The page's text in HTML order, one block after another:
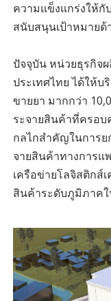
ความแข็งแกร่งให้กั
สนับสนุนเป้าหมาย
ปัจจุบัน หน่วยธุรกิจ
ประเทศไทย ได้ให้
ขายยา มากกว่า
ระจายสินค้าที่ครอบ
กลไกสำคัญในการย
จายสินค้าทางการแ
เครือข่ายโลจิสติกส์
สินค้าระดับภูมิภาค